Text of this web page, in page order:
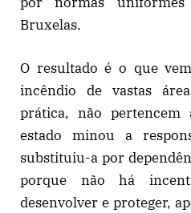
Bruxelas.
O resultado é o que
incêndio de vastas
prática, não
estado minou a
substituiu-a por
porque não há
desenvolver e proteger,